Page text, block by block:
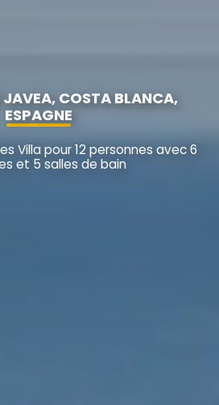
JAVEA, COSTA BLANCA,
ESPAGNE
Villa pour 12 personnes avec 6
et 5 salles de bain